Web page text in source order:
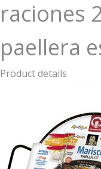
raciones
paellera
Product details